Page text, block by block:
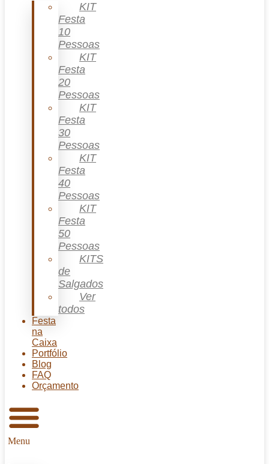
KIT
Festa
10
Pessoas
KIT
Festa
20
Pessoas
KIT
Festa
30
Pessoas
KIT
Festa
40
Pessoas
KIT
Festa
50
Pessoas
KITS
de
Salgados
Ver
todos
Festa
na
Caixa
Portfólio
Blog
FAQ
Orçamento
Menu